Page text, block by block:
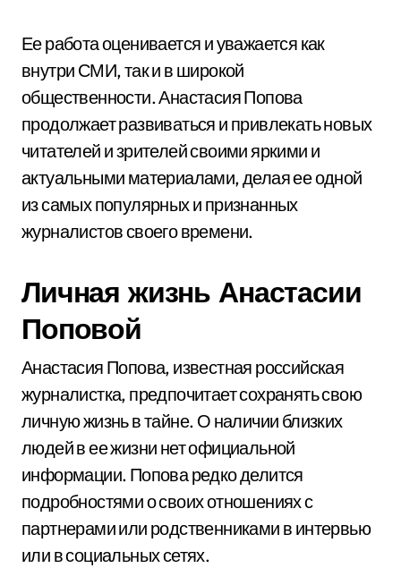
Ее работа оценивается и уважается как
внутри СМИ, так и в широкой
общественности. Анастасия Попова
продолжает развиваться и привлекать новых
читателей и зрителей своими яркими и
актуальными материалами, делая ее одной
из самых популярных и признанных
журналистов своего времени.
Личная жизнь Анастасии
Поповой
Анастасия Попова, известная российская
журналистка, предпочитает сохранять свою
личную жизнь в тайне. О наличии близких
людей в ее жизни нет официальной
информации. Попова редко делится
подробностями о своих отношениях с
партнерами или родственниками в интервью
или в социальных сетях.